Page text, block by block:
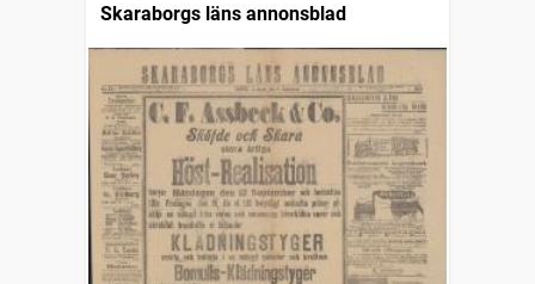
Skaraborgs läns annonsblad